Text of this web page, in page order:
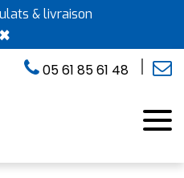
& livraison
×
05 61 85 61 48